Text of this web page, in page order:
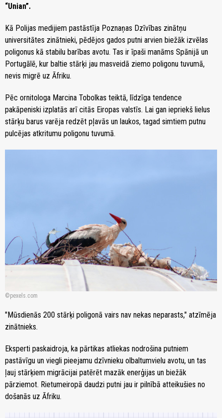
“Unian”.
Kā Polijas medijiem pastāstīja Poznaņas Dzīvības zinātņu
universitātes zinātnieki, pēdējos gados putni arvien biežāk izvēlas
poligonus kā stabilu barības avotu. Tas ir īpaši manāms Spānijā un
Portugālē, kur baltie stārķi jau masveidā ziemo poligonu tuvumā,
nevis migrē uz Āfriku.
Pēc ornitologa Marcina Tobolkas teiktā, līdzīga tendence
pakāpeniski izplatās arī citās Eiropas valstīs. Lai gan iepriekš lielus
stārķu barus varēja redzēt pļavās un laukos, tagad simtiem putnu
pulcējas atkritumu poligonu tuvumā.
pexels.com
"Mūsdienās 200 stārķi poligonā vairs nav nekas neparasts," atzīmēja
zinātnieks.
Eksperti paskaidroja, ka pārtikas atliekas nodrošina putniem
pastāvīgu un viegli pieejamu dzīvnieku olbaltumvielu avotu, un tas
ļauj stārķiem migrācijai patērēt mazāk enerģijas un biežāk
pārziemot. Rietumeiropā daudzi putni jau ir pilnībā atteikušies no
došanās uz Āfriku.